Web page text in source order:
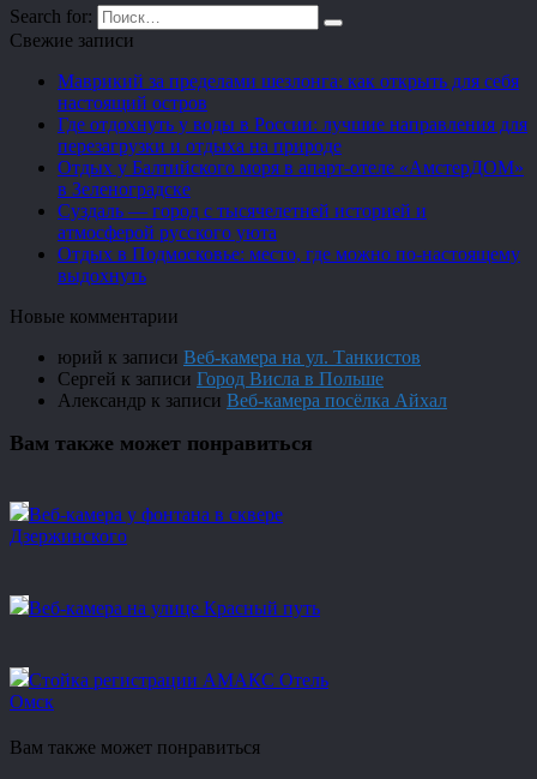
Search for:
Свежие записи
Маврикий за пределами шезлонга: как открыть для себя
настоящий остров
Где отдохнуть у воды в России: лучшие направления для
перезагрузки и отдыха на природе
Отдых у Балтийского моря в апарт-отеле «АмстерДОМ»
в Зеленоградске
Суздаль — город с тысячелетней историей и
атмосферой русского уюта
Отдых в Подмосковье: место, где можно по-настоящему
выдохнуть
Новые комментарии
юрий к записи Веб-камера на ул. Танкистов
Сергей к записи Город Висла в Польше
Александр к записи Веб-камера посёлка Айхал
Вам также может понравиться
Веб-камера у фонтана в сквере
Дзержинского
Веб-камера на улице Красный путь
Стойка регистрации АМАКС Отель
Омск
Вам также может понравиться